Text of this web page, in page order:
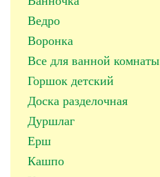
Ведро
Воронка
Все для ванной комнаты
Горшок детский
Доска разделочная
Дуршлаг
Ерш
Кашпо